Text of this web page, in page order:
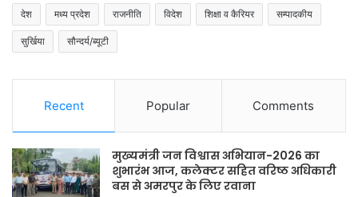
देश मध्य प्रदेश राजनीति विदेश शिक्षा व कैरियर सम्पादकीय
सुर्खिया सौन्दर्य/ब्यूटी
Recent Popular Comments
मुख्यमंत्री जन विश्वास अभियान-2026 का
शुभारंभ आज, कलेक्टर सहित वरिष्ठ अधिकारी
बस से अमरपुर के लिए रवाना